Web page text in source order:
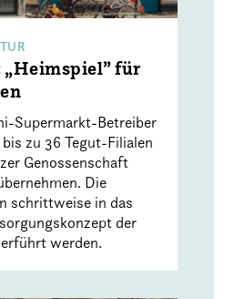
„Heimspiel” für
Supermarkt-Betreiber
zu 36 Tegut-Filialen
Genossenschaft
Die
schrittweise in das
der
werden.